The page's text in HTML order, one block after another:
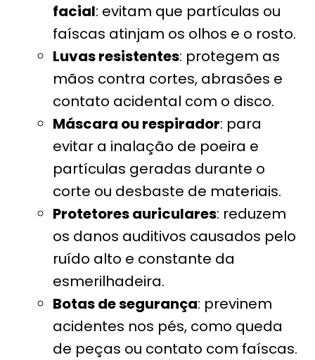
facial: evitam que partículas ou
faíscas atinjam os olhos e o rosto.
Luvas resistentes: protegem as
mãos contra cortes, abrasões e
contato acidental com o disco.
Máscara ou respirador: para
evitar a inalação de poeira e
partículas geradas durante o
corte ou desbaste de materiais.
Protetores auriculares: reduzem
os danos auditivos causados pelo
ruído alto e constante da
esmerilhadeira.
Botas de segurança: previnem
acidentes nos pés, como queda
de peças ou contato com faíscas.